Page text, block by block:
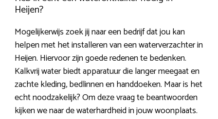
Heijen?
Mogelijkerwijs zoek jij naar een bedrijf dat jou kan
helpen met het installeren van een waterverzachter in
Heijen. Hiervoor zijn goede redenen te bedenken.
Kalkvrij water biedt apparatuur die langer meegaat en
zachte kleding, bedlinnen en handdoeken. Maar is het
echt noodzakelijk? Om deze vraag te beantwoorden
kijken we naar de waterhardheid in jouw woonplaats.